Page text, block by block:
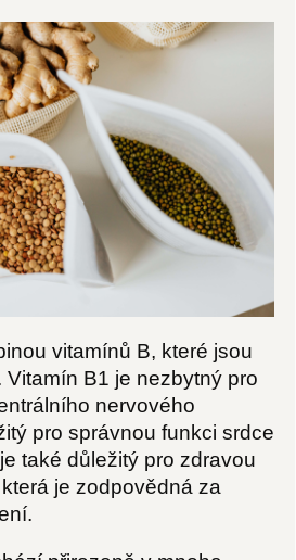
vitamínů B, které jsou
B1 je nezbytný pro
nervového
pro správnou funkci srdce
také důležitý pro zdravou
je zodpovědná za